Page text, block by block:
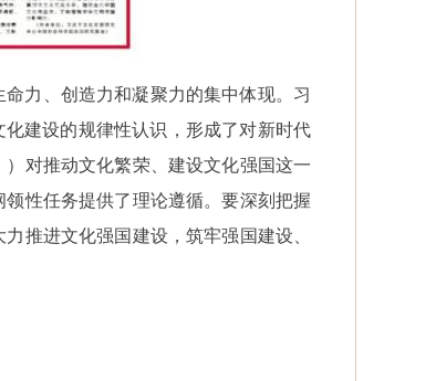
力、创造力和凝聚力的集中体现。习
建设的规律性认识，形成了对新时代
对推动文化繁荣、建设文化强国这一
性任务提供了理论遵循。要深刻把握
推进文化强国建设，筑牢强国建设、